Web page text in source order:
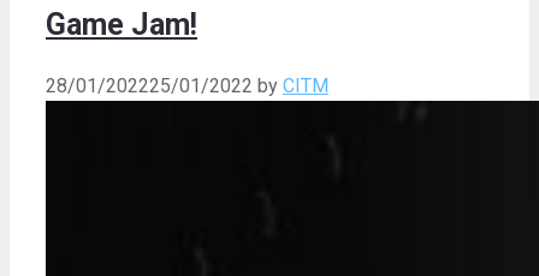
Game Jam!
28/01/202225/01/2022 by CITM